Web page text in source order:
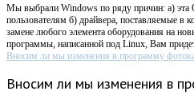
Мы выбрали Windows по ряду причин: а) эта
пользователям б) драйвера, поставляемые в
замене любого элемента оборудования на
программы, написанной под Linux, Вам
Вносим ли мы изменения в программу
Вносим ли мы изменения в